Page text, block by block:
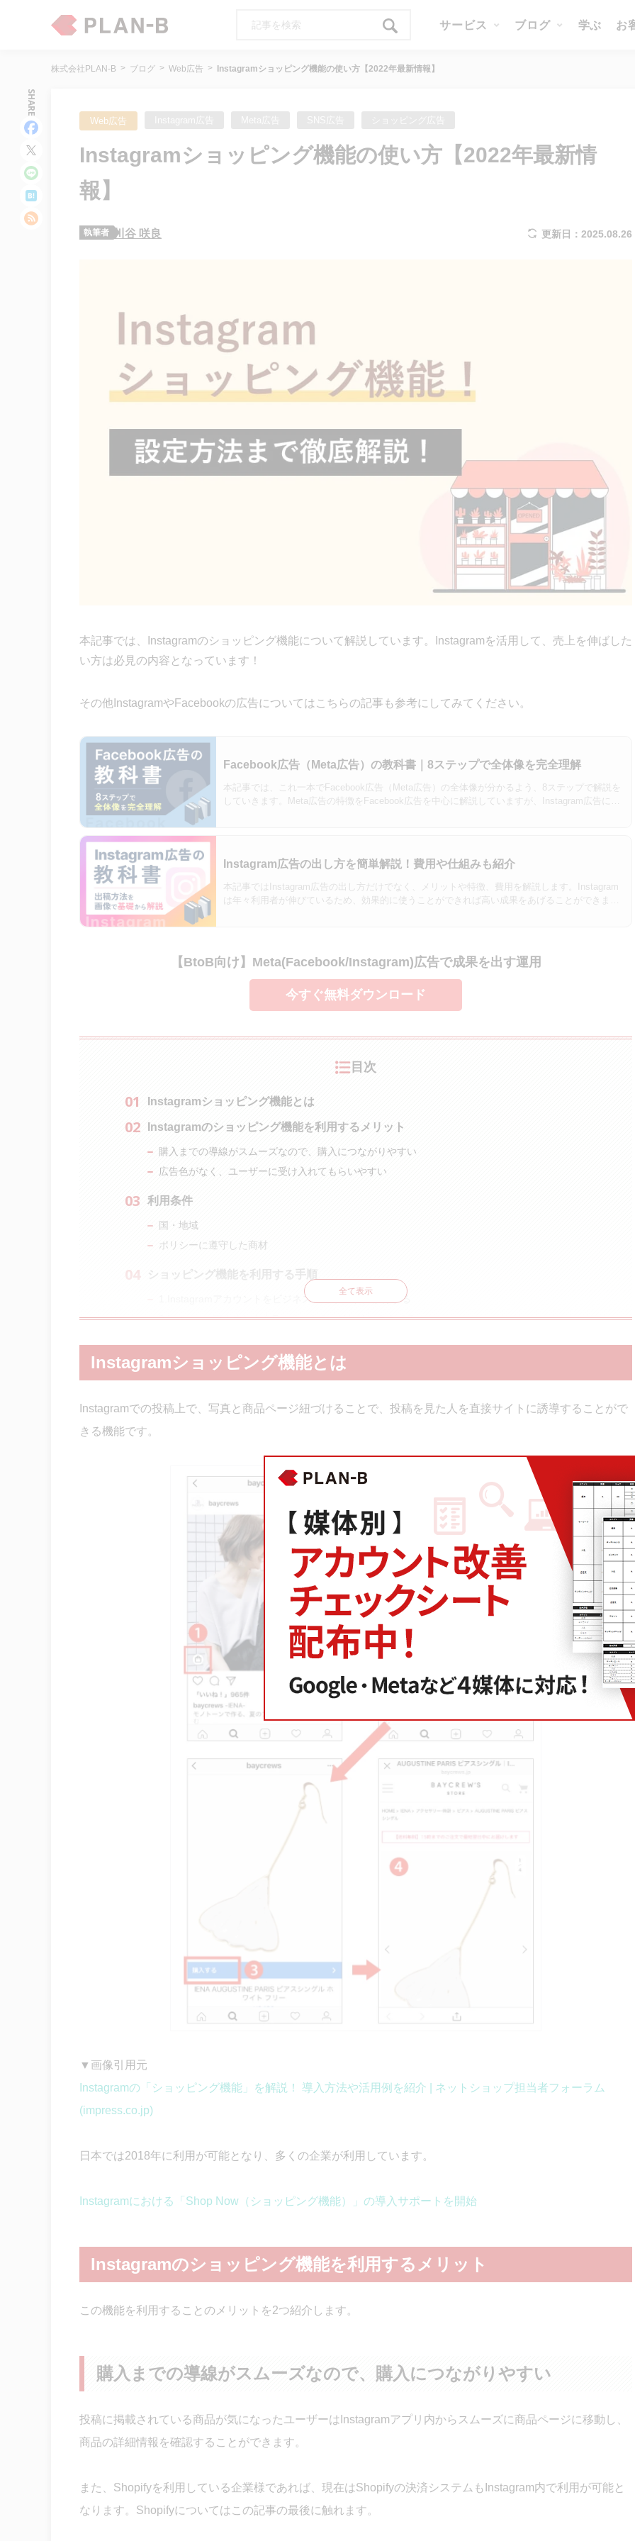
サービス ブログ 学ぶ お
株式会社PLAN-B ブログ Web広告 Instagramショッピング機能の使い方【2022年最新情報】
Web広告
Instagramショッピング機能の使い方【2022年最新情
報】
執筆者 川谷 咲良 更新日：2025.08.26
本記事では、Instagramのショッピング機能について解説しています。Instagramを活用して、売上を伸ばした
い方は必見の内容となっています！
その他InstagramやFacebookの広告についてはこちらの記事も参考にしてみてください。
Facebook広告（Meta広告）の教科書｜8ステップで全体像を完全理解
本記事では、これ一本でFacebook広告（Meta広告）の全体像が分かるよう、8ステップで解説を
していきます。Meta広告の特徴をFacebook広告を中心に解説していますが、Instagram広告につ
Instagram広告の出し方を簡単解説！費用や仕組みも紹介
本記事ではInstagram広告の出し方だけでなく、メリットや特徴、費用を解説します。Instagram
は年々利用者が伸びているため、効果的に使うことができれば高い成果をあげることができま
【BtoB向け】Meta(Facebook/Instagram)広告で成果を出す運用
今すぐ無料ダウンロード
目次
Instagramショッピング機能とは
Instagramのショッピング機能を利用するメリット
購入までの導線がスムーズなので、購入につながりやすい
広告色がなく、ユーザーに受け入れてもらいやすい
利用条件
国・地域
ポリシーに遵守した商材
ショッピング機能を利用する手順
1.Instagramアカウントをビジネスアカウントに移行する
2.InstagramアカウントをFacebookページとリンクさせる
4.カタログのショップ内で商品を登録
5.ショップの公開
7.Instagramの投稿にショッピングタグを追加する
全て表示
Instagramショッピング機能とは
Instagramでの投稿上で、写真と商品ページ紐づけることで、投稿を見た人を直接サイトに誘導することがで
きる機能です。
▼画像引用元
Instagramの「ショッピング機能」を解説！ 導入方法や活用例を紹介 | ネットショップ担当者フォーラム
(impress.co.jp)
日本では2018年に利用が可能となり、多くの企業が利用しています。
Instagramにおける「Shop Now（ショッピング機能）」の導入サポートを開始
Instagramのショッピング機能を利用するメリット
この機能を利用することのメリットを2つ紹介します。
購入までの導線がスムーズなので、購入につながりやすい
投稿に掲載されている商品が気になったユーザーはInstagramアプリ内からスムーズに商品ページに移動し、
商品の詳細情報を確認することができます。
また、Shopifyを利用している企業様であれば、現在はShopifyの決済システムもInstagram内で利用が可能と
なります。Shopifyについてはこの記事の最後に触れます。
SHARE